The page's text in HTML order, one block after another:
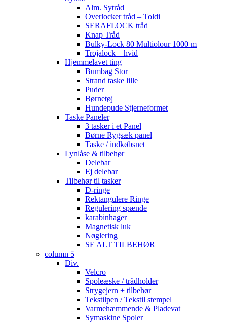
Alm. Sytråd
Overlocker tråd – Toldi
SERAFLOCK tråd
Knap Tråd
Bulky-Lock 80 Multiolour 1000 m
Trojalock – hvid
Hjemmelavet ting
Bumbag Stor
Strand taske lille
Puder
Børnetøj
Hundepude Stjerneformet
Taske Paneler
3 tasker i et Panel
Børne Rygsæk panel
Taske / indkøbsnet
Lynlåse & tilbehør
Delebar
Ej delebar
Tilbehør til tasker
D-ringe
Rektangulere Ringe
Regulering spænde
karabinhager
Magnetisk luk
Nøglering
SE ALT TILBEHØR
column 5
Div.
Velcro
Spoleæske / trådholder
Strygejern + tilbehør
Tekstilpen / Tekstil stempel
Varmehæmmende & Pladevat
Symaskine Spoler